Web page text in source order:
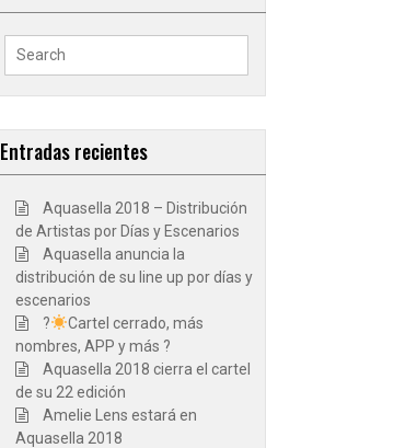
Search
Entradas recientes
Aquasella 2018 – Distribución
de Artistas por Días y Escenarios
Aquasella anuncia la
distribución de su line up por días y
escenarios
?
Cartel cerrado, más
nombres, APP y más ?
Aquasella 2018 cierra el cartel
de su 22 edición
Amelie Lens estará en
Aquasella 2018